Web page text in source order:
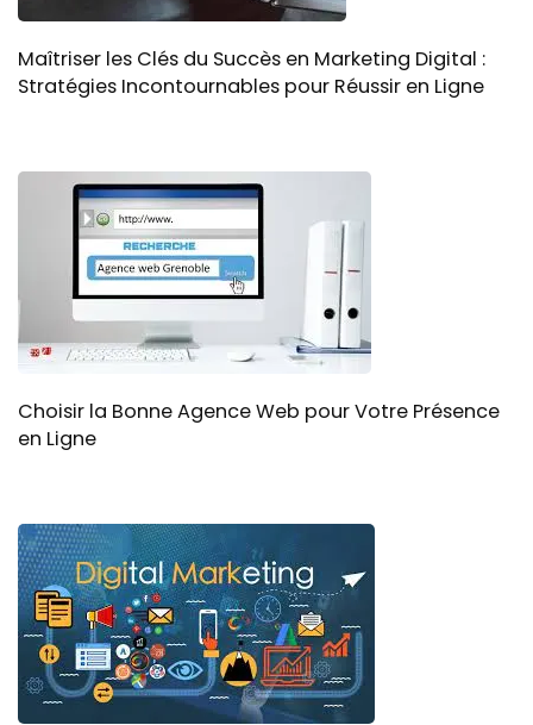
Maîtriser les Clés du Succès en Marketing Digital :
Stratégies Incontournables pour Réussir en Ligne
Choisir la Bonne Agence Web pour Votre Présence
en Ligne